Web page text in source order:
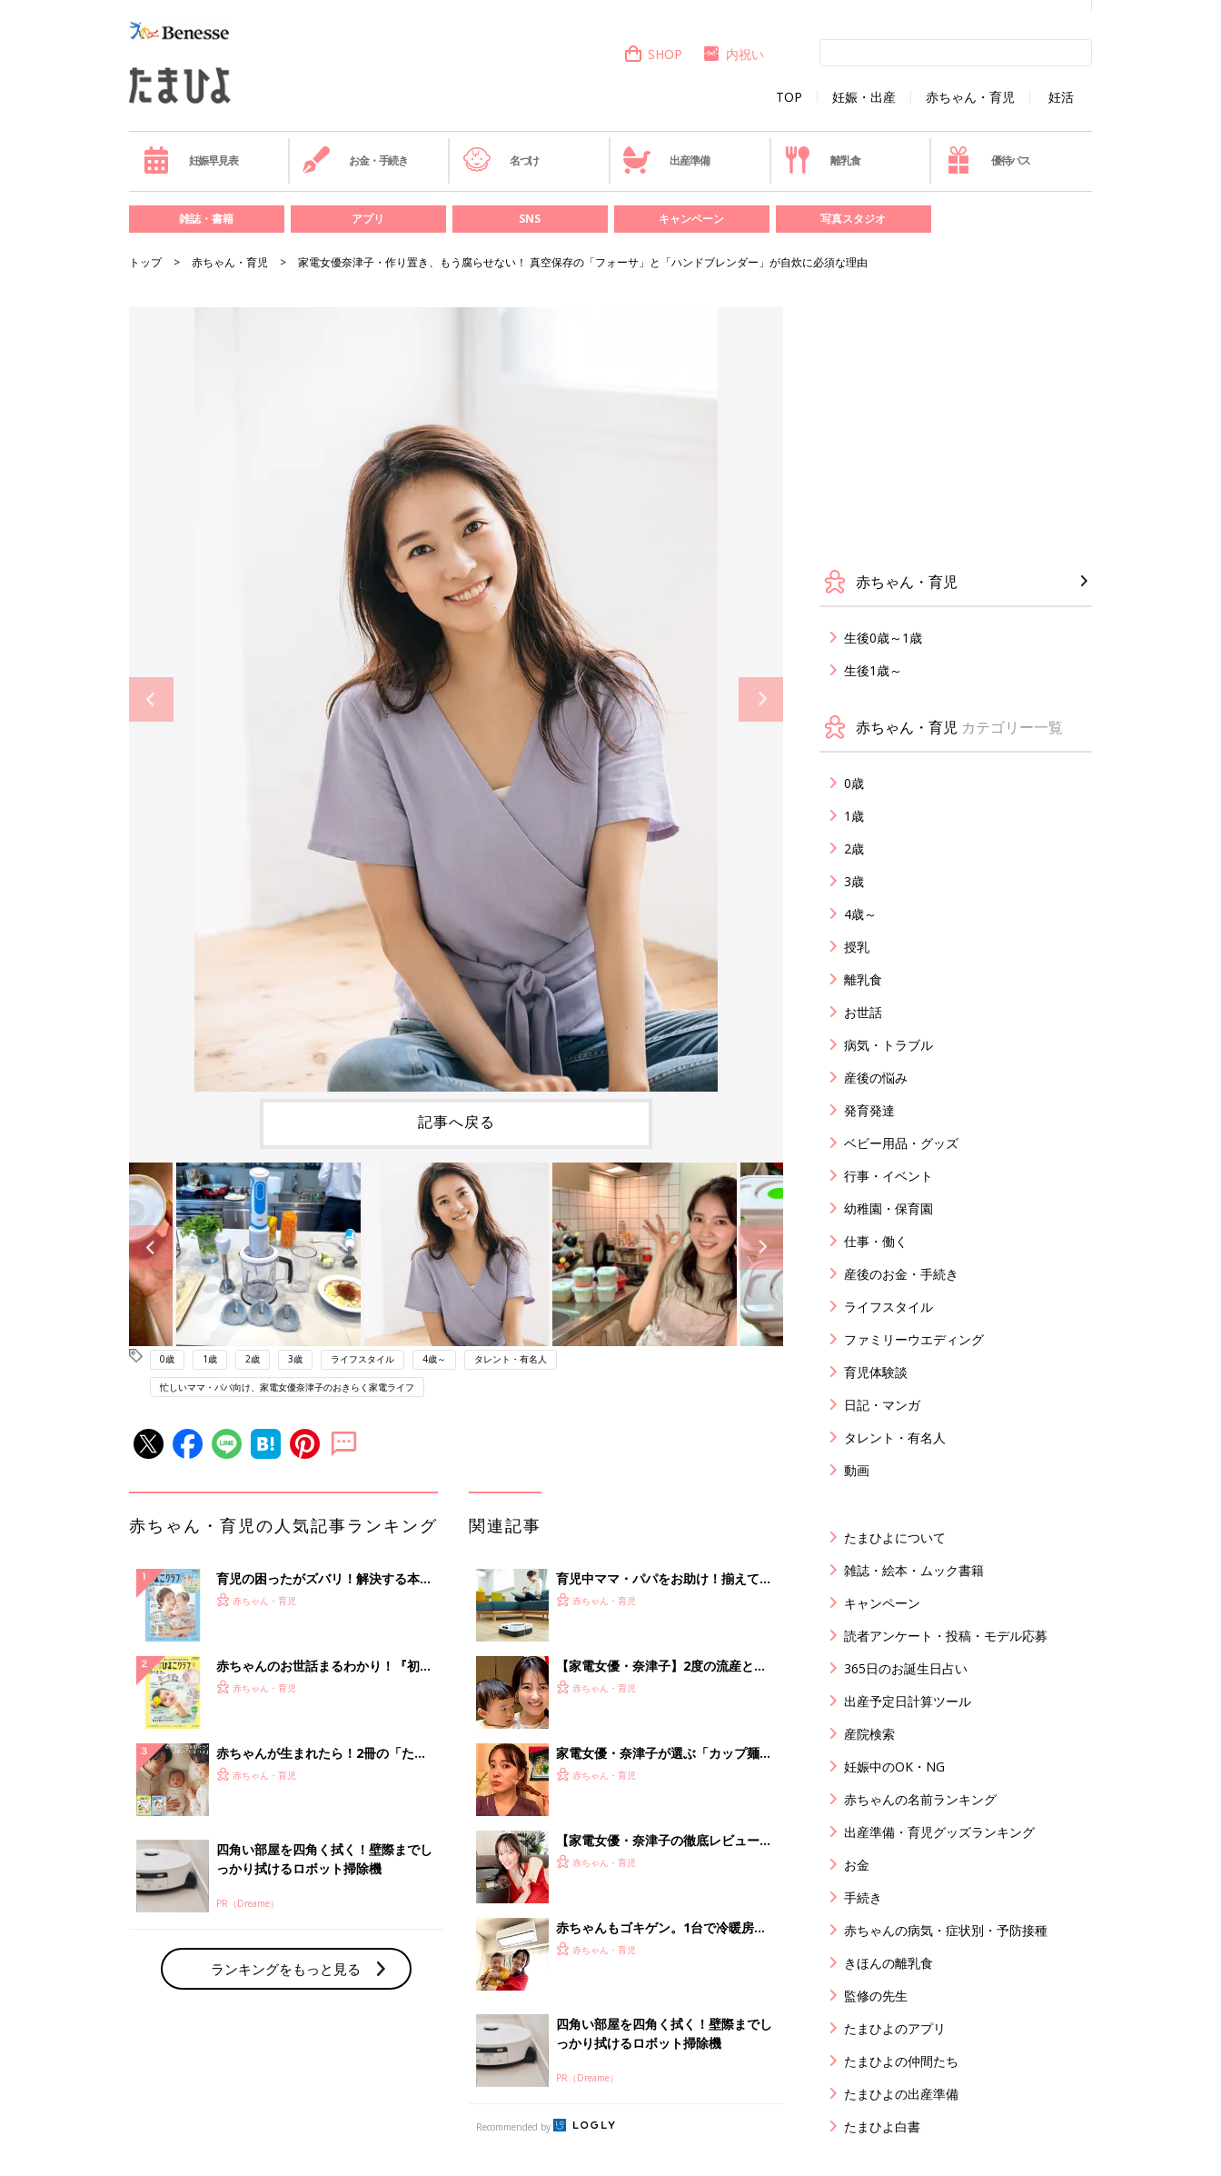
TOP 妊娠・出産 赤ちゃん・育児 妊活
SHOP 内祝い
妊娠早見表 お金・手続き 名づけ 出産準備 離乳食 優待パス
雑誌・書籍 アプリ SNS キャンペーン 写真スタジオ
トップ 赤ちゃん・育児 家電女優奈津子・作り置き、もう腐らせない！ 真空保存の「フォーサ」と「ハンドブレンダー」が自炊に必須な理由
記事へ戻る
0歳 1歳 2歳 3歳 ライフスタイル 4歳～ タレント・有名人
忙しいママ・パパ向け、家電女優奈津子のおきらく家電ライフ
赤ちゃん・育児の人気記事ランキング
育児の困ったがズバリ！解決する本
『ひよこクラブ 夏号』 4カ月～2才
赤ちゃん・育児
赤ちゃんのお世話まるわかり！『初め
てのひよこクラブ 夏号』〈巻頭大特
解決テク
赤ちゃん・育児
赤ちゃんが生まれたら！2冊の「たま
ひよ」
赤ちゃん・育児
四角い部屋を四角く拭く！壁際までし
っかり拭けるロボット掃除機
PR（Dreame）
ランキングをもっと見る
関連記事
育児中ママ・パパをお助け！揃えてお
きたい家電5選
赤ちゃん・育児
【家電女優・奈津子】2度の流産と不
育症を経ての出産を振り返り。2歳児
赤ちゃん・育児
家電女優・奈津子が選ぶ「カップ麺・
冷凍食品・惣菜」のポテンシャルを底
赤ちゃん・育児
【家電女優・奈津子の徹底レビュー】
絶品！低糖質パン&生食パンを実現。
赤ちゃん・育児
赤ちゃんもゴキゲン。1台で冷暖房＋
「換気」が叶うエアコンの使い心地
赤ちゃん・育児
四角い部屋を四角く拭く！壁際までし
っかり拭けるロボット掃除機
PR（Dreame）
Recommended by
赤ちゃん・育児
生後0歳～1歳
生後1歳～
赤ちゃん・育児 カテゴリー一覧
0歳
1歳
2歳
3歳
4歳～
授乳
離乳食
お世話
病気・トラブル
産後の悩み
発育発達
ベビー用品・グッズ
行事・イベント
幼稚園・保育園
仕事・働く
産後のお金・手続き
ライフスタイル
ファミリーウエディング
育児体験談
日記・マンガ
タレント・有名人
動画
たまひよについて
雑誌・絵本・ムック書籍
キャンペーン
読者アンケート・投稿・モデル応募
365日のお誕生日占い
出産予定日計算ツール
産院検索
妊娠中のOK・NG
赤ちゃんの名前ランキング
出産準備・育児グッズランキング
お金
手続き
赤ちゃんの病気・症状別・予防接種
きほんの離乳食
監修の先生
たまひよのアプリ
たまひよの仲間たち
たまひよの出産準備
たまひよ白書